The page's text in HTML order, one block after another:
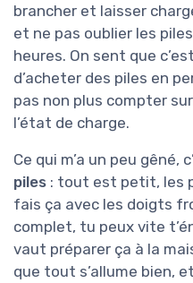
brancher et laisser
et ne pas oublier les
heures. On sent que
d’acheter des piles en
pas non plus compter
l’état de charge.
Ce qui m’a un peu gêné,
piles : tout est petit, les
fais ça avec les doigts
complet, tu peux vite
vaut préparer ça à la
que tout s’allume bien,